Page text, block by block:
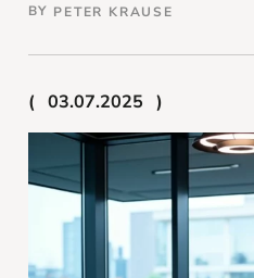
BY PETER KRAUSE
03.07.2025